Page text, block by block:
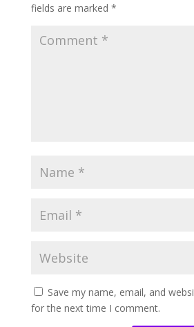
fields are marked *
Save my name, email, and
for the next time I comment.